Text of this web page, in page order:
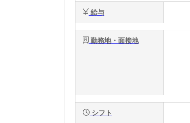
給与
勤務地・面接地
シフト